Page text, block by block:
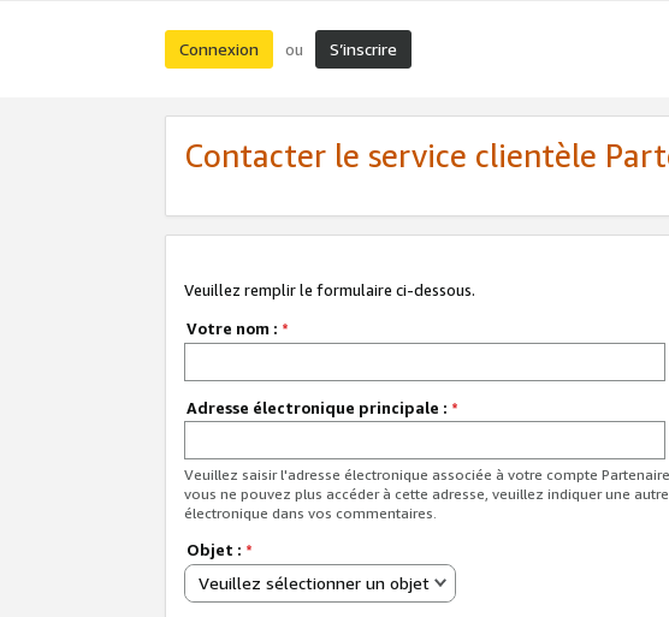
Connexion ou S’inscrire
Contacter le service clientèle
Veuillez remplir le formulaire ci-dessous.
Votre nom : *
Adresse électronique principale : *
Veuillez saisir l'adresse électronique associée à votre compte
vous ne pouvez plus accéder à cette adresse, veuillez indiquer une
électronique dans vos commentaires.
Objet : *
Veuillez sélectionner un objet